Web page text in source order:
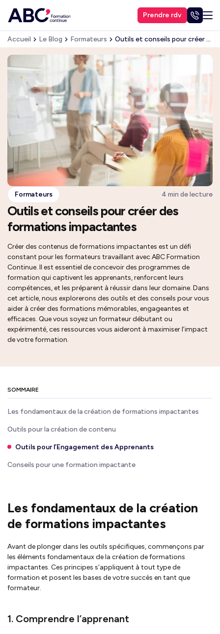
Prendre rdv
Accueil Le Blog Formateurs Outils et conseils pour créer des formations impactantes
Formateurs 4 min de lecture
Outils et conseils pour créer des
formations impactantes
Créer des contenus de formations impactantes est un défi
constant pour les formateurs travaillant avec ABC Formation
Continue. Il est essentiel de concevoir des programmes de
formation qui captivent les apprenants, renforcent leurs
compétences, et les préparent à réussir dans leur domaine. Dans
cet article, nous explorerons des outils et des conseils pour vous
aider à créer des formations mémorables, engageantes et
efficaces. Que vous soyez un formateur débutant ou
expérimenté, ces ressources vous aideront à maximiser l’impact
de votre formation.
SOMMAIRE
Les fondamentaux de la création de formations impactantes
Outils pour la création de contenu
Outils pour l’Engagement des Apprenants
Conseils pour une formation impactante
Les fondamentaux de la création
de formations impactantes
Avant de plonger dans les outils spécifiques, commençons par
les éléments fondamentaux de la création de formations
impactantes. Ces principes s’appliquent à tout type de
formation et posent les bases de votre succès en tant que
formateur.
1. Comprendre l’apprenant